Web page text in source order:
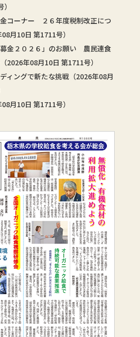
コーナー ２６年度税制改正につ
月10日 第1711号）
募金２０２６」のお願い 農民連食
2026年08月10日 第1711号）
ィングで新たな挑戦（2026年08月
月10日 第1711号）